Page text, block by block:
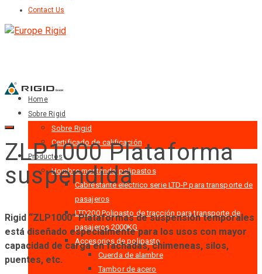
Contact Us
Home
Sobre Rigid
Sobre Rigid
Certificado de calificación
Productos
Hombre montando polipastos
Cabrestante eléctrico serie LTD-P para transporte de
pasajeros
LTD200 Polipasto de tracción para transporte de
pasajeros 2000KG
Accesorios de polipasto
Cuerda de alambre
Tambor de acero
ZLP1000 Plataforma
suspendida
Rigid “ZLP1000” Plataformas de suspensión temporales
está diseñado especialmente para los usos con mayor
capacidad de carga en fachadas, chimeneas, silos,
puentes, etc.